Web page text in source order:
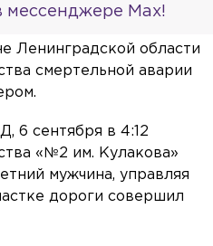
мессенджере Max!
Ленинградской области
смертельной аварии
6 сентября в 4:12
«№2 им. Кулакова»
мужчина, управляя
дороги совершил